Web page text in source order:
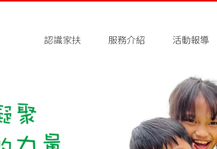
認識家扶 服務介紹 活動報導